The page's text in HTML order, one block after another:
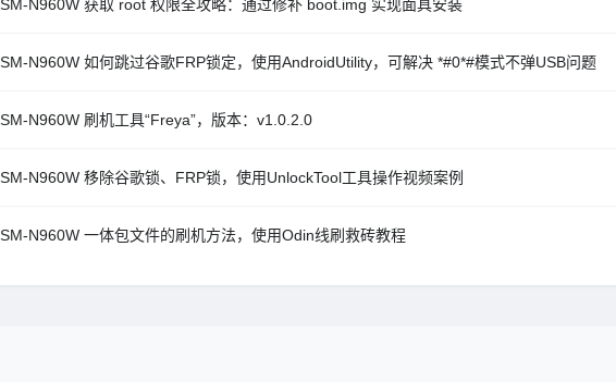
N960W 获取 root 权限全攻略：通过修补 boot.img 实现面具安装
N960W 如何跳过谷歌FRP锁定，使用AndroidUtility，可解决 *#0*#模式不弹USB问题
N960W 刷机工具“Freya”，版本：v1.0.2.0
N960W 移除谷歌锁、FRP锁，使用UnlockTool工具操作视频案例
N960W 一体包文件的刷机方法，使用Odin线刷救砖教程